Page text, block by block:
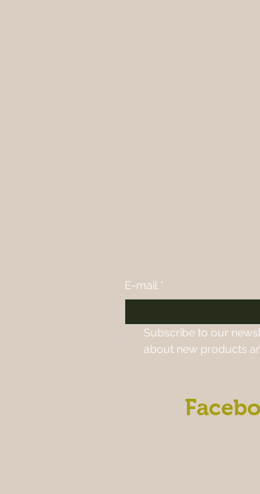
E-mail *
Subscribe to our
about new products